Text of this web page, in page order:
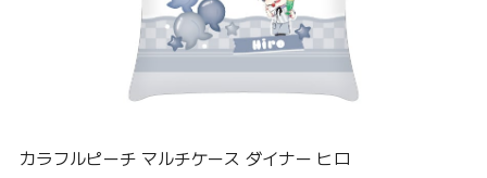
カラフルピーチ マルチケース ダイナー ヒロ